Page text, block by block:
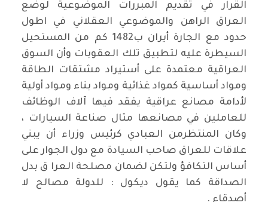
القرار في تقديم المبررات الموضوعية لوضع
العراق الراهن والموضوعي العقلاني في اطول
حدود مع الجارة أيران ب1482 كم من المستحيل
السيطرة عليه لتطبيق تلك العقوبات وأن السوق
العراقية معتمدة على أستيراد مشتقات الطاقة
ومواد أساسية كمواد غذائية ومواد بناء ومواد أولية
لأدامة مصانع عراقية يفقد فيها آلاف الوظائف
للعاملين في مصانعها مثال صناعة السيارات ،
وكان المنتظرمن العبادي كرئيس وزراء أن يبني
علاقات للعراق صاحب السيادة مع دول الجوار على
أساس التكافؤ ولتكن لضمان مصلحة العرا ق بدل
الصداقة كما يقول ديكول : للدولة مصالح لا
أصدقاء .